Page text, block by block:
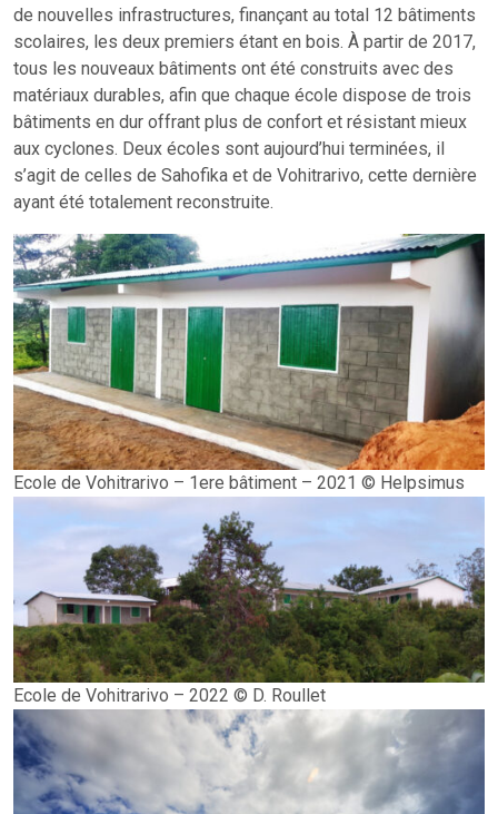
de nouvelles infrastructures, finançant au total 12 bâtiments
scolaires, les deux premiers étant en bois. À partir de 2017,
tous les nouveaux bâtiments ont été construits avec des
matériaux durables, afin que chaque école dispose de trois
bâtiments en dur offrant plus de confort et résistant mieux
aux cyclones. Deux écoles sont aujourd’hui terminées, il
s’agit de celles de Sahofika et de Vohitrarivo, cette dernière
ayant été totalement reconstruite.
Ecole de Vohitrarivo – 1ere bâtiment – 2021 © Helpsimus
Ecole de Vohitrarivo – 2022 © D. Roullet